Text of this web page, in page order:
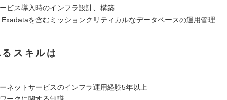
ービス導入時のインフラ設計、構築
Exadataを含むミッションクリティカルなデータベースの運用管理
スキルは
ーネットサービスのインフラ運用経験5年以上